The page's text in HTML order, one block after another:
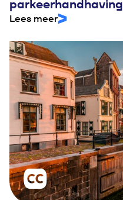
parkeerhandhaving
Lees meer